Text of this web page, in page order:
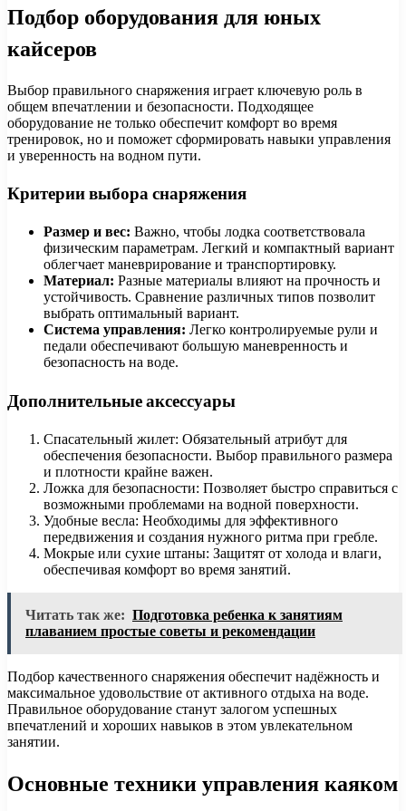
Подбор оборудования для юных
кайсеров
Выбор правильного снаряжения играет ключевую роль в
общем впечатлении и безопасности. Подходящее
оборудование не только обеспечит комфорт во время
тренировок, но и поможет сформировать навыки управления
и уверенность на водном пути.
Критерии выбора снаряжения
Размер и вес: Важно, чтобы лодка соответствовала
физическим параметрам. Легкий и компактный вариант
облегчает маневрирование и транспортировку.
Материал: Разные материалы влияют на прочность и
устойчивость. Сравнение различных типов позволит
выбрать оптимальный вариант.
Система управления: Легко контролируемые рули и
педали обеспечивают большую маневренность и
безопасность на воде.
Дополнительные аксессуары
Спасательный жилет: Обязательный атрибут для
обеспечения безопасности. Выбор правильного размера
и плотности крайне важен.
Ложка для безопасности: Позволяет быстро справиться с
возможными проблемами на водной поверхности.
Удобные весла: Необходимы для эффективного
передвижения и создания нужного ритма при гребле.
Мокрые или сухие штаны: Защитят от холода и влаги,
обеспечивая комфорт во время занятий.
Читать так же: Подготовка ребенка к занятиям
плаванием простые советы и рекомендации
Подбор качественного снаряжения обеспечит надёжность и
максимальное удовольствие от активного отдыха на воде.
Правильное оборудование станут залогом успешных
впечатлений и хороших навыков в этом увлекательном
занятии.
Основные техники управления каяком